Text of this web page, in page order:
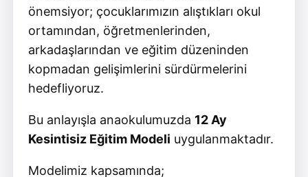
önemsiyor; çocuklarımızın alıştıkları okul
ortamından, öğretmenlerinden,
arkadaşlarından ve eğitim düzeninden
kopmadan gelişimlerini sürdürmelerini
hedefliyoruz.
Bu anlayışla anaokulumuzda 12 Ay
Kesintisiz Eğitim Modeli uygulanmaktadır.
Modelimiz kapsamında;